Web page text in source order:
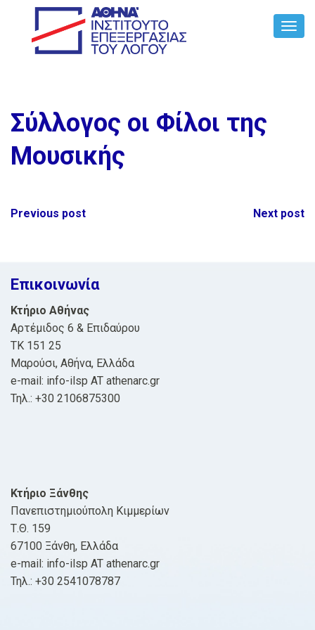
Σύλλογος οι Φίλοι της
Μουσικής
Post
Previous post Next post
Επικοινωνία
Κτήριο Αθήνας
Αρτέμιδος 6 & Επιδαύρου
ΤΚ 151 25
Μαρούσι, Αθήνα, Ελλάδα
e-mail: info-ilsp AT athenarc.gr
Τηλ.: +30 2106875300
Κτήριο Ξάνθης
Πανεπιστημιούπολη Κιμμερίων
Τ.Θ. 159
67100 Ξάνθη, Ελλάδα
e-mail: info-ilsp AT athenarc.gr
Τηλ.: +30 2541078787